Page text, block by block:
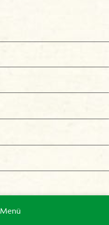
Menü